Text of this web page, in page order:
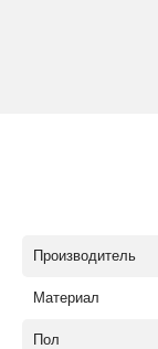
Производитель
Материал
Пол